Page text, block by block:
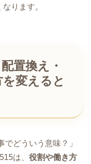
ります。
置換え・
変えると
でどういう意味？」
は、 役割や働き方